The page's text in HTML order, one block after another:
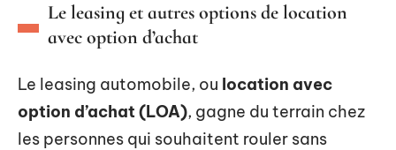
Le leasing et autres options de location
avec option d’achat
Le leasing automobile, ou location avec
option d’achat (LOA), gagne du terrain chez
les personnes qui souhaitent rouler sans